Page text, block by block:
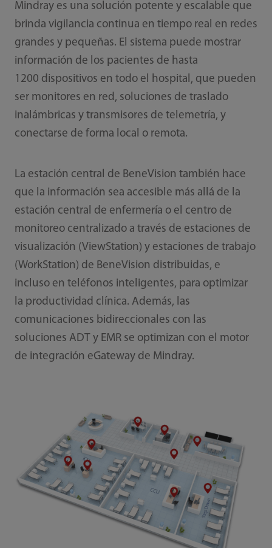
Mindray es una solución potente y escalable que
brinda vigilancia continua en tiempo real en redes
grandes y pequeñas. El sistema puede mostrar
información de los pacientes de hasta
1200 dispositivos en todo el hospital, que pueden
ser monitores en red, soluciones de traslado
inalámbricas y transmisores de telemetría, y
conectarse de forma local o remota.
La estación central de BeneVision también hace
que la información sea accesible más allá de la
estación central de enfermería o el centro de
monitoreo centralizado a través de estaciones de
visualización (ViewStation) y estaciones de trabajo
(WorkStation) de BeneVision distribuidas, e
incluso en teléfonos inteligentes, para optimizar
la productividad clínica. Además, las
comunicaciones bidireccionales con las
soluciones ADT y EMR se optimizan con el motor
de integración eGateway de Mindray.